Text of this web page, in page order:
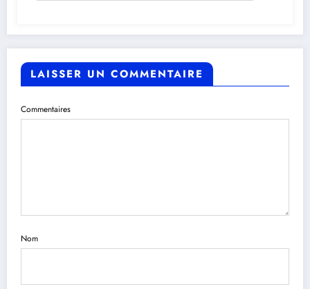
LAISSER UN COMMENTAIRE
Commentaires
Nom